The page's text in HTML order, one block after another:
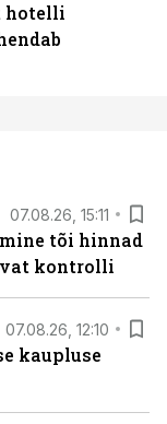
hotelli
07.08.26, 15:11
tõi hinnad
kontrolli
07.08.26, 12:10
kaupluse